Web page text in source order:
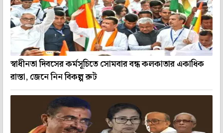
স্বাধীনতা দিবসের কর্মসূচিতে সোমবার বন্ধ কলকাতার একাধিক
রাস্তা, জেনে নিন বিকল্প রুট